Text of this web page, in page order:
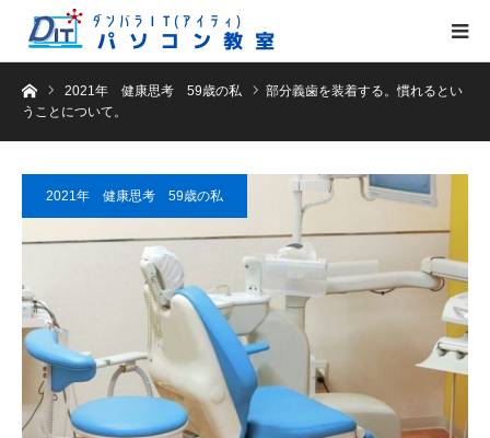
ホーム2021年 健康思考 59歳の私
部分義歯を装着する。慣れるとい
うことについて。
2021年 健康思考 59歳の私